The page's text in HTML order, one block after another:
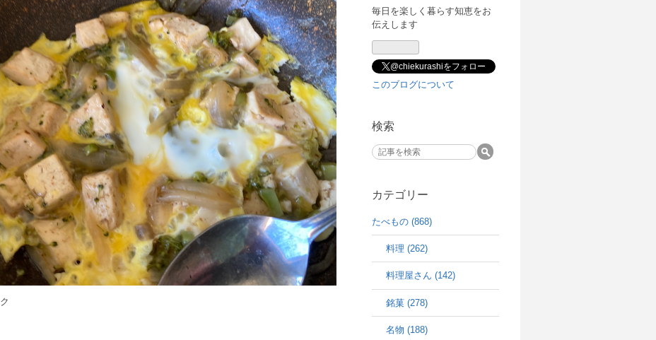
なブ
毎日を楽しく暮らす知恵をお
伝えします
@chiekurashiをフォロー
このブログについて
検索
カテゴリー
たべもの (868)
料理 (262)
料理屋さん (142)
銘菓 (278)
名物 (188)